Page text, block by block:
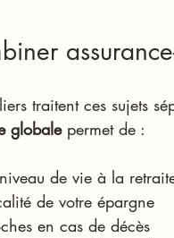
traitent ces sujets
globale permet de :
de vie à la
de votre épargne
en cas de décès